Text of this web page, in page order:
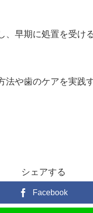
、早期に処置を受け
法や歯のケアを実践
シェアする
Facebook